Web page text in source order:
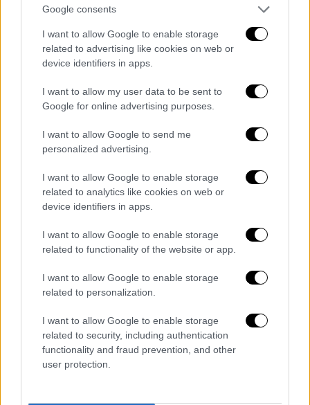
Google consents
I want to allow Google to enable storage
related to advertising like cookies on web or
device identifiers in apps.
I want to allow my user data to be sent to
Google for online advertising purposes.
I want to allow Google to send me
personalized advertising.
I want to allow Google to enable storage
related to analytics like cookies on web or
device identifiers in apps.
I want to allow Google to enable storage
related to functionality of the website or app.
I want to allow Google to enable storage
related to personalization.
I want to allow Google to enable storage
related to security, including authentication
functionality and fraud prevention, and other
user protection.
λόγο συνεχίζουν να αναπαράγουν τέτοια
ψεύδη; Από ποιον υποκινούνται;
Ο καθένας ας βγάλει τα συμπεράσματά του.
Επιφυλασσόμαστε για κάθε νόμιμο δικαίωμά